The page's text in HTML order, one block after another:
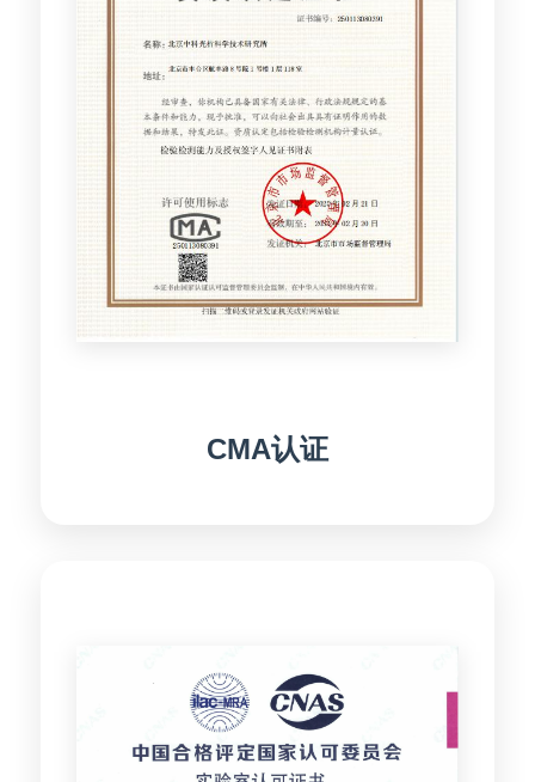
CMA认证